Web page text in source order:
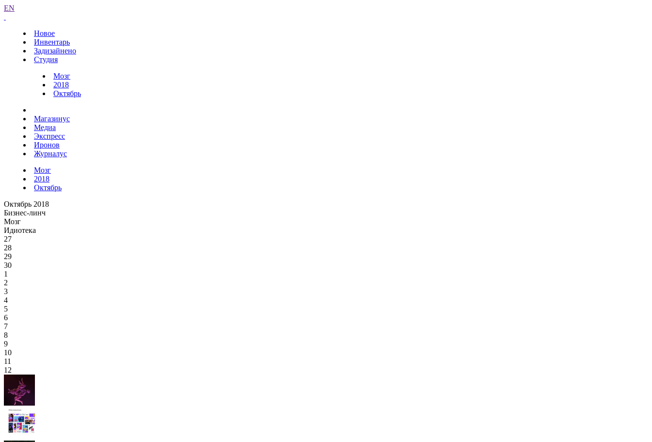
EN
Новое
Инвентарь
Задизайнено
Студия
Мозг
2018
Октябрь
Магазинус
Медиа
Экспресс
Иронов
Журналус
Мозг
2018
Октябрь
Октябрь 2018
Бизнес-линч
Мозг
Идиотека
27
28
29
30
1
2
3
4
5
6
7
8
9
10
11
12